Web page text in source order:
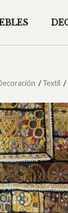
/ Textil /